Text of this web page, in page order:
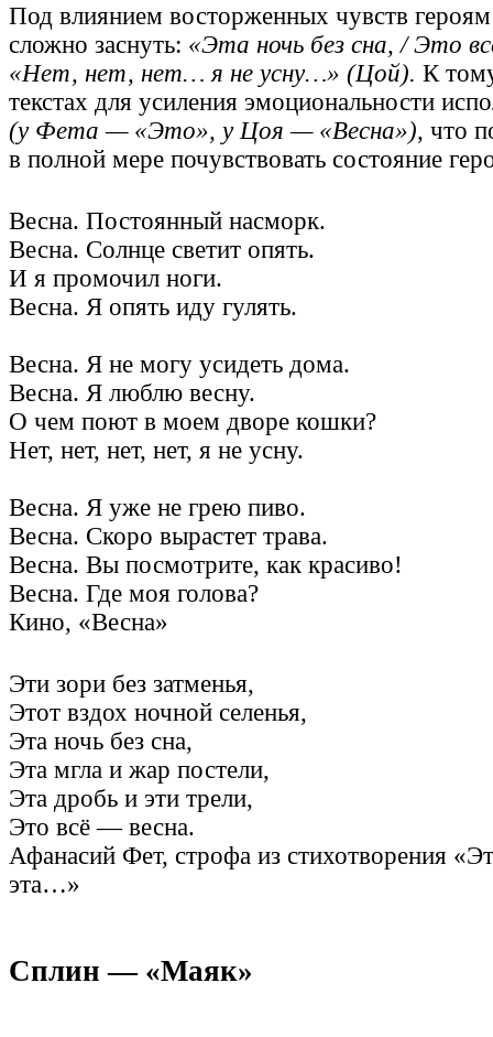
Под влиянием восторженных чувств героям
сложно заснуть: «Эта ночь без сна, / Это
«Нет, нет, нет… я не усну…» (Цой). К
текстах для усиления эмоциональности
(у Фета — «Это», у Цоя — «Весна»), что
в полной мере почувствовать состояние
Весна. Постоянный насморк.
Весна. Солнце светит опять.
И я промочил ноги.
Весна. Я опять иду гулять.
Весна. Я не могу усидеть дома.
Весна. Я люблю весну.
О чем поют в моем дворе кошки?
Нет, нет, нет, нет, я не усну.
Весна. Я уже не грею пиво.
Весна. Скоро вырастет трава.
Весна. Вы посмотрите, как красиво!
Весна. Где моя голова?
Кино, «Весна»
Эти зори без затменья,
Этот вздох ночной селенья,
Эта ночь без сна,
Эта мгла и жар постели,
Эта дробь и эти трели,
Это всё — весна.
Афанасий Фет, строфа из стихотворения
эта…»
Сплин — «Маяк»